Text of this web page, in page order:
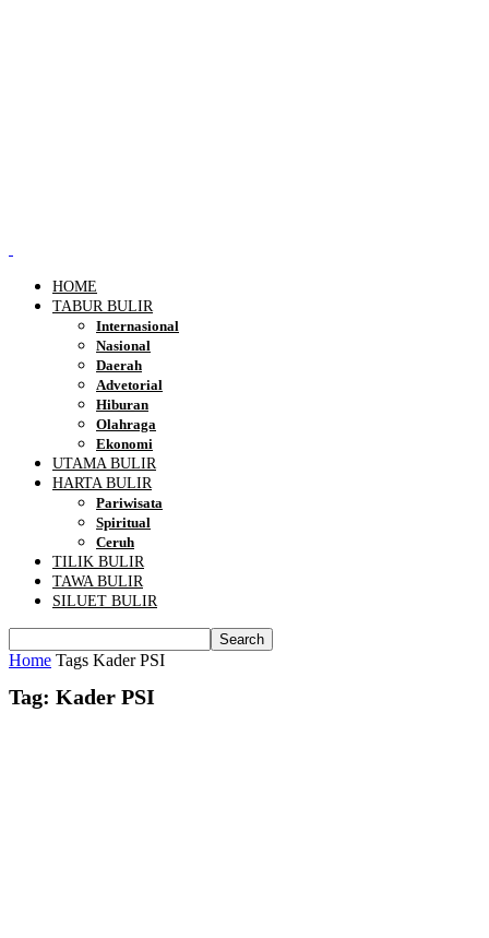
HOME
TABUR BULIR
Internasional
Nasional
Daerah
Advetorial
Hiburan
Olahraga
Ekonomi
UTAMA BULIR
HARTA BULIR
Pariwisata
Spiritual
Ceruh
TILIK BULIR
TAWA BULIR
SILUET BULIR
Home Tags Kader PSI
Tag: Kader PSI